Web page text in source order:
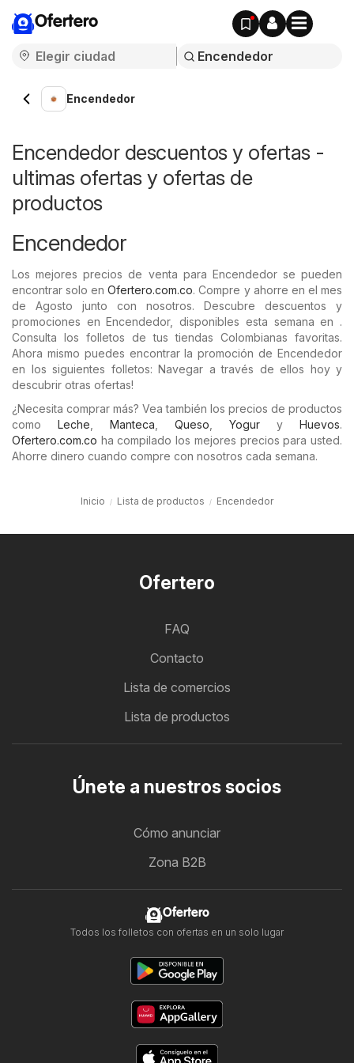
Ofertero
Encendedor
Encendedor descuentos y ofertas -
ultimas ofertas y ofertas de
productos
Encendedor
Los mejores precios de venta para Encendedor se pueden
encontrar solo enOfertero.com.co. Compre y ahorre en el mes
de Agosto junto con nosotros. Descubre descuentos y
promociones en Encendedor, disponibles esta semana en .
Consulta los folletos de tus tiendas Colombianas favoritas.
Ahora mismo puedes encontrar la promoción de Encendedor
en los siguientes folletos: Navegar a través de ellos hoy y
descubrir otras ofertas!
¿Necesita comprar más? Vea también los precios de productos
como Leche Manteca Queso Yogur y Huevos.
Ofertero.com.co ha compilado los mejores precios para usted.
Ahorre dinero cuando compre con nosotros cada semana.
Inicio Lista de productos Encendedor
Ofertero
FAQ
Contacto
Lista de comercios
Lista de productos
Únete a nuestros socios
Cómo anunciar
Zona B2B
Ofertero
Todos los folletos con ofertas en un solo lugar